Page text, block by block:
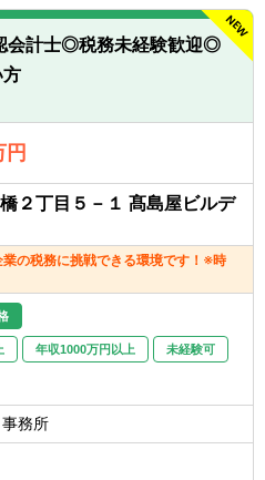
を含むグローバル会計業務経験
、ご本人の適性・キャリアイメ
、制度会計に限定せず、経営管
・財務などの領域も含めた経
内でのご活躍を想定していま
算
再編等のプロジェクト業務にお
の検討 等
の利用頻度】
心となっておりますが、業務の
出社の機会があります。（出社
わけではありません）
会計士◎税務未経験歓迎◎
方
２丁目５－１ 髙島屋ビルデ
の税務に挑戦できる環境です！※時
年収1000万円以上 未経験可
務所